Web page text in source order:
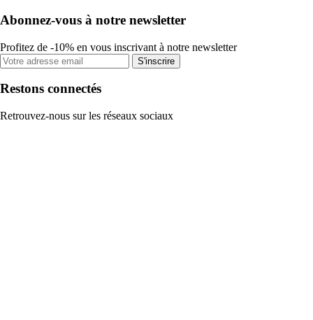
Abonnez-vous à notre newsletter
Profitez de -10% en vous inscrivant à notre newsletter
S'inscrire
Restons connectés
Retrouvez-nous sur les réseaux sociaux